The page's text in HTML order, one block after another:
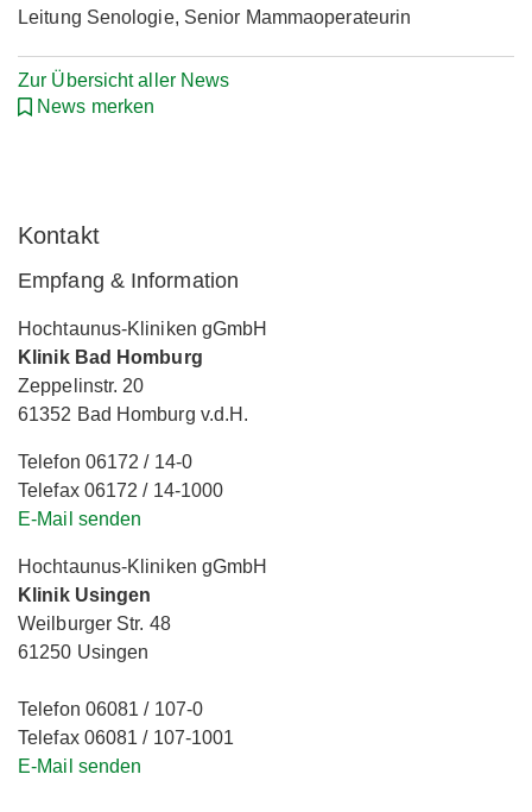
Leitung Senologie, Senior Mammaoperateurin
Zur Übersicht aller News
News merken
Kontakt
Empfang & Information
Hochtaunus-Kliniken gGmbH
Klinik Bad Homburg
Zeppelinstr. 20
61352 Bad Homburg v.d.H.
Telefon 06172 / 14-0
Telefax 06172 / 14-1000
E-Mail senden
Hochtaunus-Kliniken gGmbH
Klinik Usingen
Weilburger Str. 48
61250 Usingen
Telefon 06081 / 107-0
Telefax 06081 / 107-1001
E-Mail senden